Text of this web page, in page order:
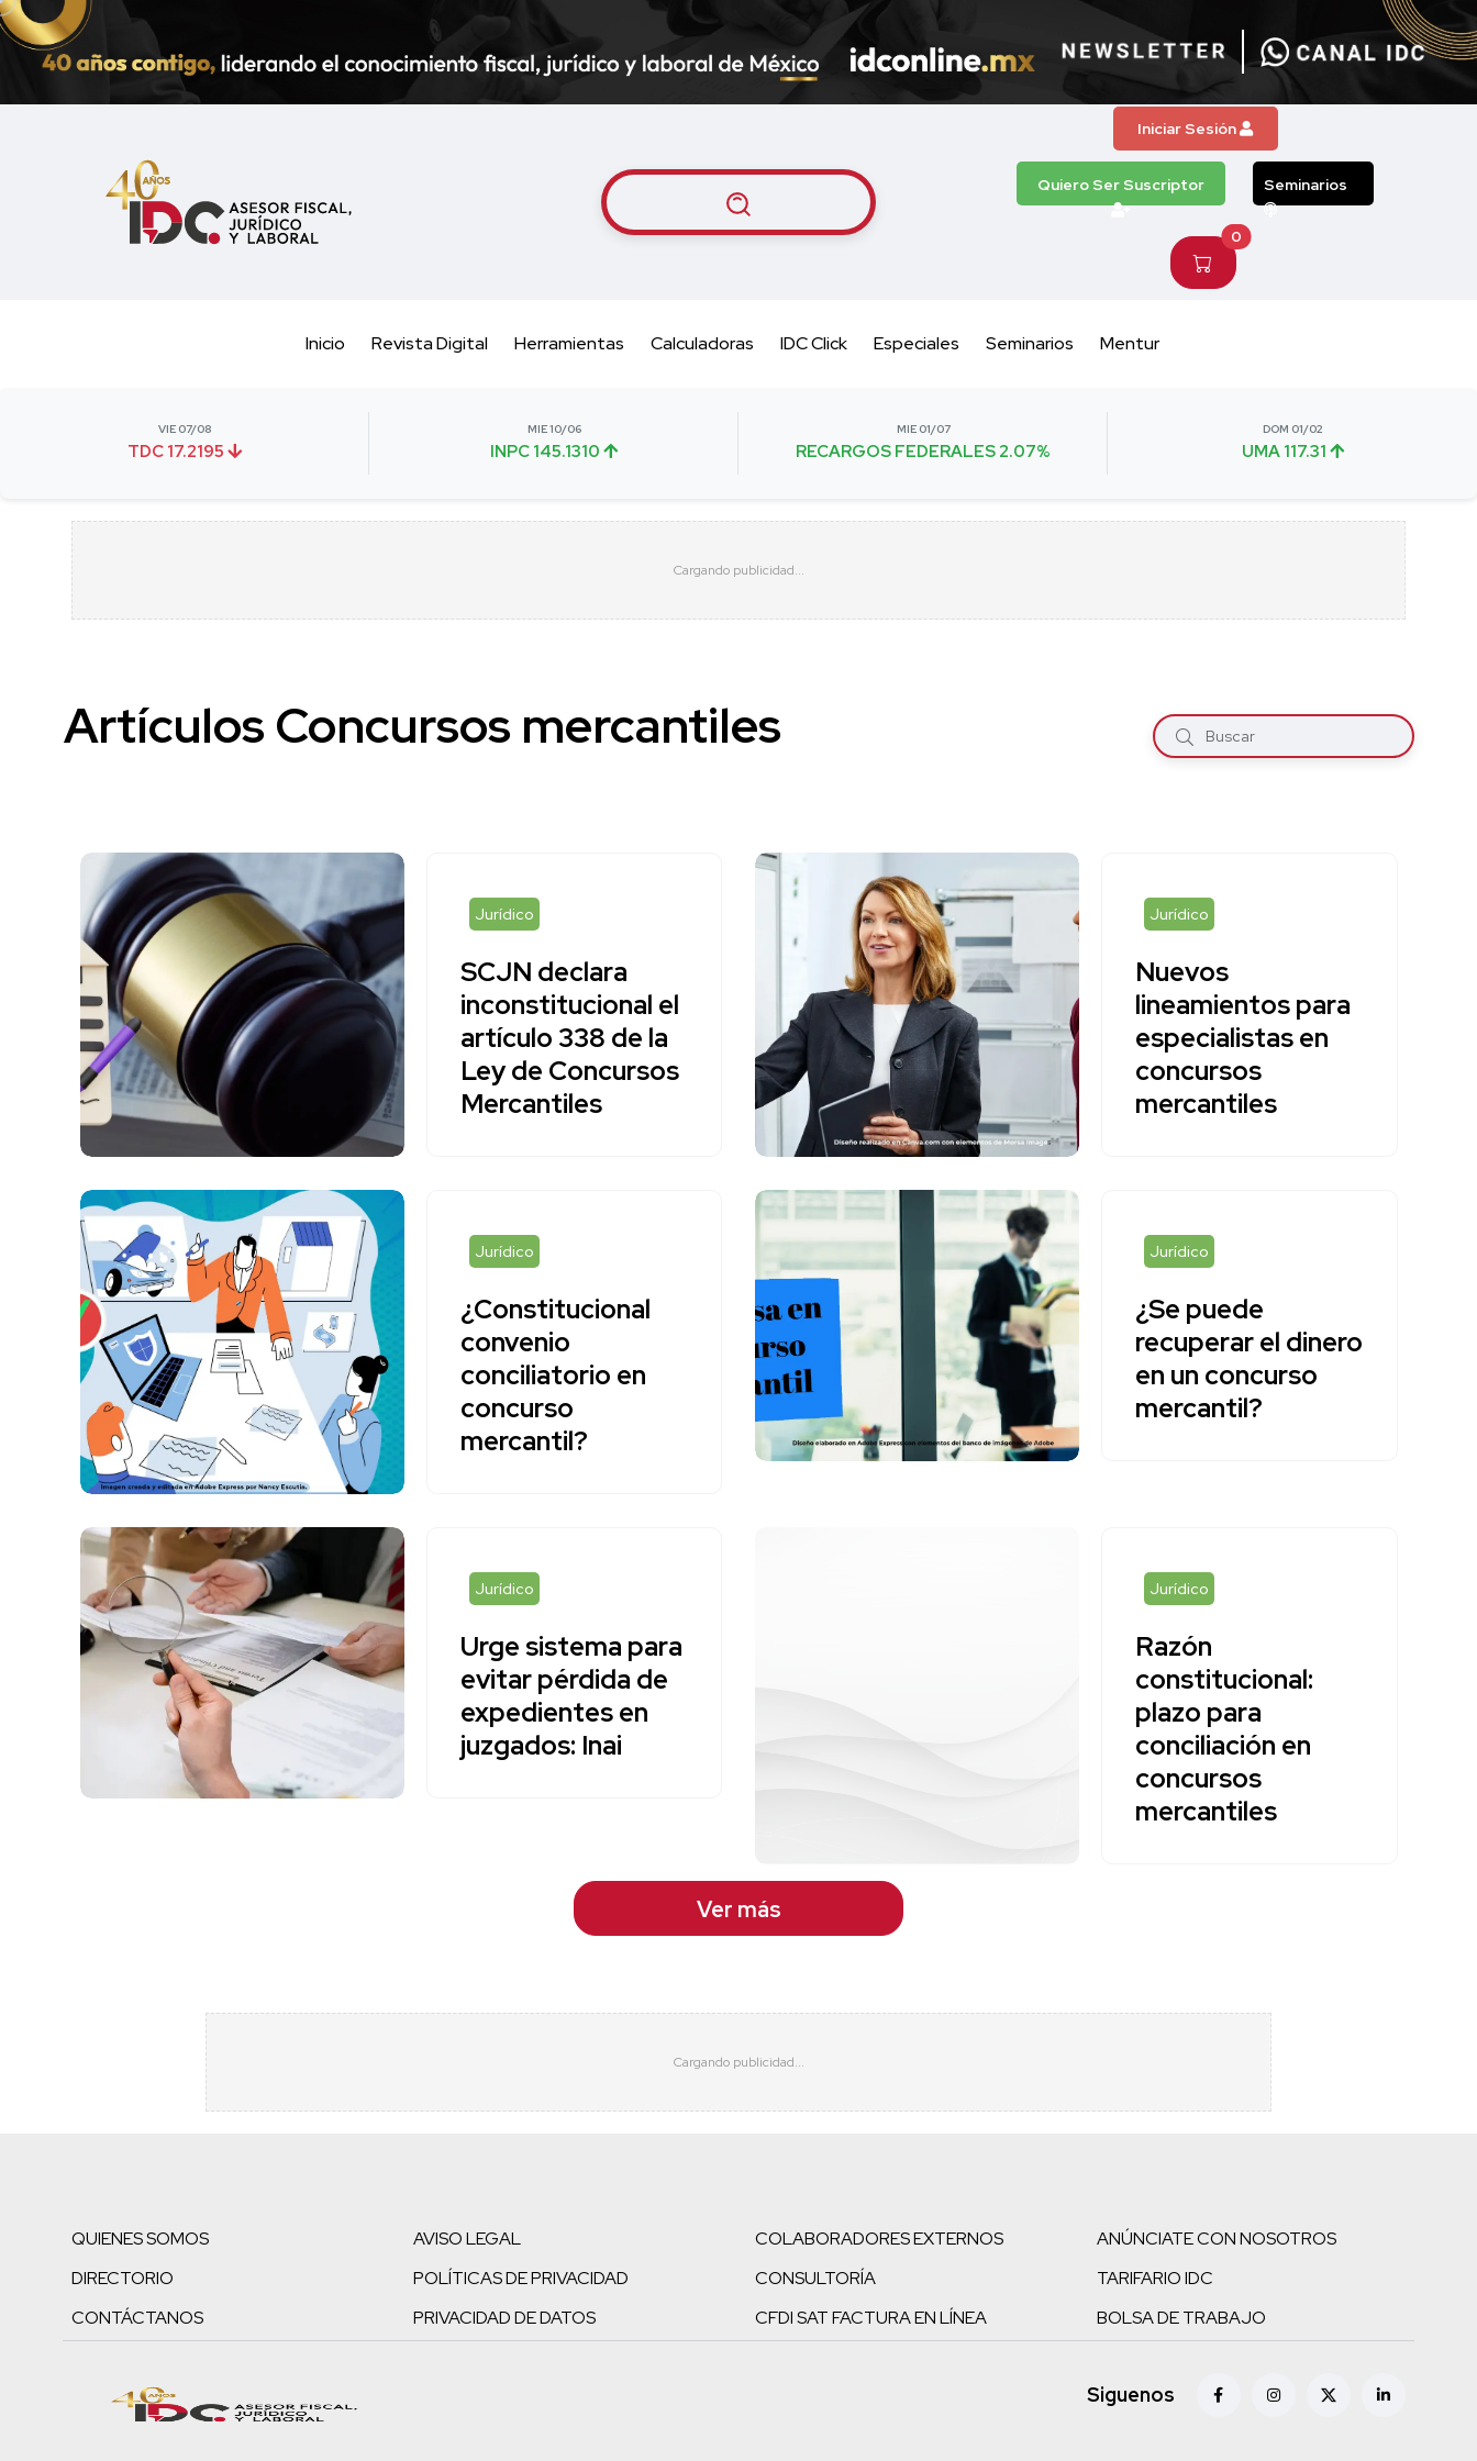
Iniciar Sesión
Quiero Ser Suscriptor Seminarios
0
Inicio Revista Digital Herramientas Calculadoras IDC Click Especiales Seminarios Mentur
VIE 07/08
TDC 17.2195
MIE 10/06
INPC 145.1310
MIE 01/07
RECARGOS FEDERALES 2.07%
DOM 01/02
UMA 117.31
Artículos Concursos mercantiles
Jurídico
SCJN declara
inconstitucional el
artículo 338 de la
Ley de Concursos
Mercantiles
Jurídico
Nuevos
lineamientos para
especialistas en
concursos
mercantiles
Jurídico
¿Constitucional
convenio
conciliatorio en
concurso
mercantil?
Jurídico
¿Se puede
recuperar el dinero
en un concurso
mercantil?
Jurídico
Urge sistema para
evitar pérdida de
expedientes en
juzgados: Inai
Jurídico
Razón
constitucional:
plazo para
conciliación en
concursos
mercantiles
Ver más
QUIENES SOMOS
DIRECTORIO
CONTÁCTANOS
AVISO LEGAL
POLÍTICAS DE PRIVACIDAD
PRIVACIDAD DE DATOS
COLABORADORES EXTERNOS
CONSULTORÍA
CFDI SAT FACTURA EN LÍNEA
ANÚNCIATE CON NOSOTROS
TARIFARIO IDC
BOLSA DE TRABAJO
Siguenos